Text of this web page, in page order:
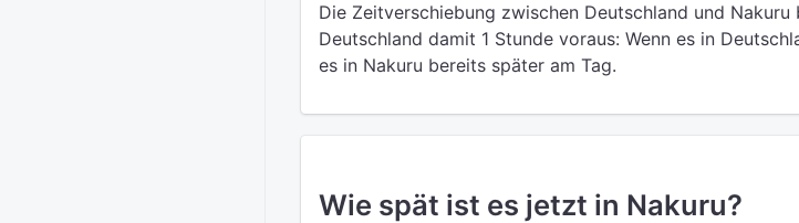
Die Zeitverschiebung zwischen Deutschland und
Deutschland damit 1 Stunde voraus: Wenn es in
es in Nakuru bereits später am Tag.
Wie spät ist es jetzt in Nakuru?